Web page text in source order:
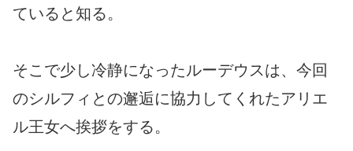
ていると知る。
そこで少し冷静になったルーデウスは、今回
のシルフィとの邂逅に協力してくれたアリエ
ル王女へ挨拶をする。